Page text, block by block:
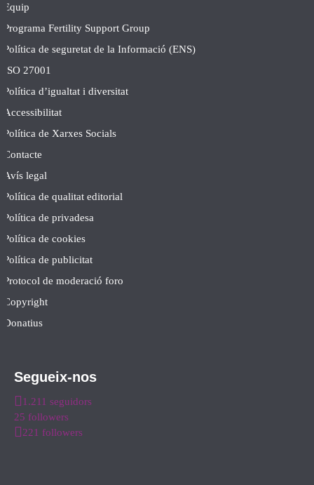
Equip
Programa Fertility Support Group
Política de seguretat de la Informació (ENS)
ISO 27001
Política d’igualtat i diversitat
Accessibilitat
Política de Xarxes Socials
Contacte
Avís legal
Política de qualitat editorial
Política de privadesa
Política de cookies
Política de publicitat
Protocol de moderació foro
Copyright
Donatius
Segueix-nos
1.211 seguidors
25 followers
221 followers